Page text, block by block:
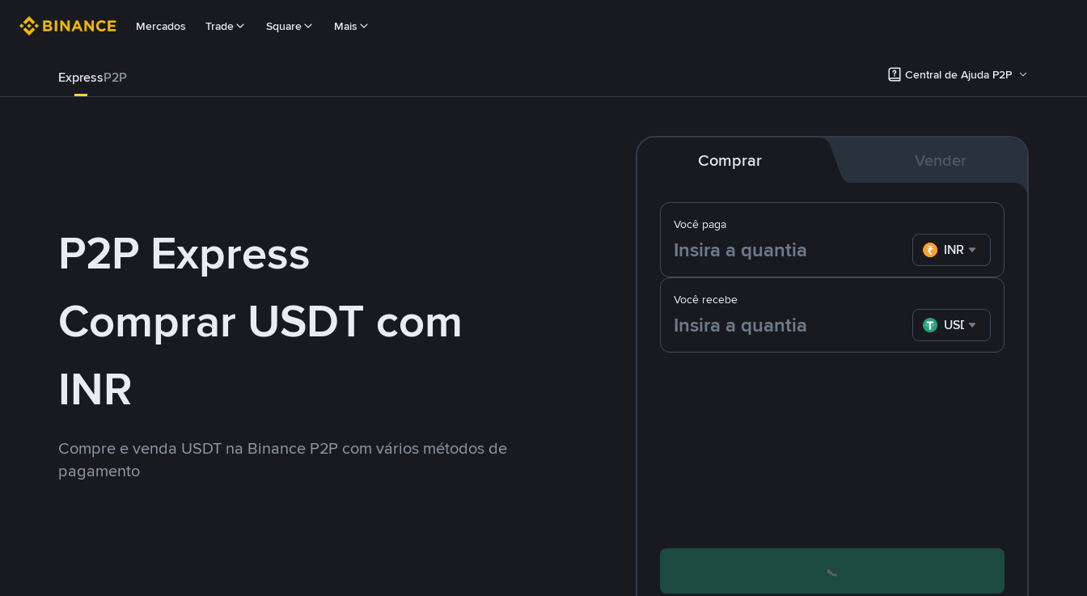
Mercados Trade Square Mais
ExpressP2P Central de Ajuda P2P
P2P Express
Comprar USDT com
INR
Compre e venda USDT na Binance P2P com vários métodos de
pagamento
Comprar Vender
Você paga
INR
Você recebe
USDT